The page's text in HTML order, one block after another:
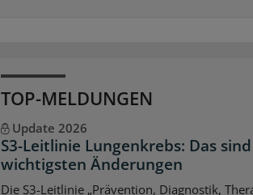
TOP-MELDUNGEN
Update 2026
S3-Leitlinie Lungenkrebs: Das
wichtigsten Änderungen
Die S3-Leitlinie „Prävention, Diagnostik,